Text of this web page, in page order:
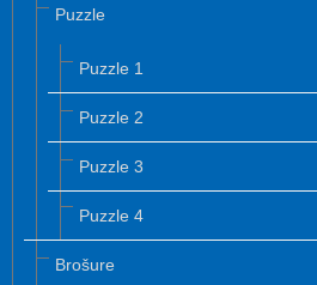
Puzzle
Puzzle 1
Puzzle 2
Puzzle 3
Puzzle 4
Brošure